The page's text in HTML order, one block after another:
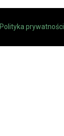
Polityka prywatności